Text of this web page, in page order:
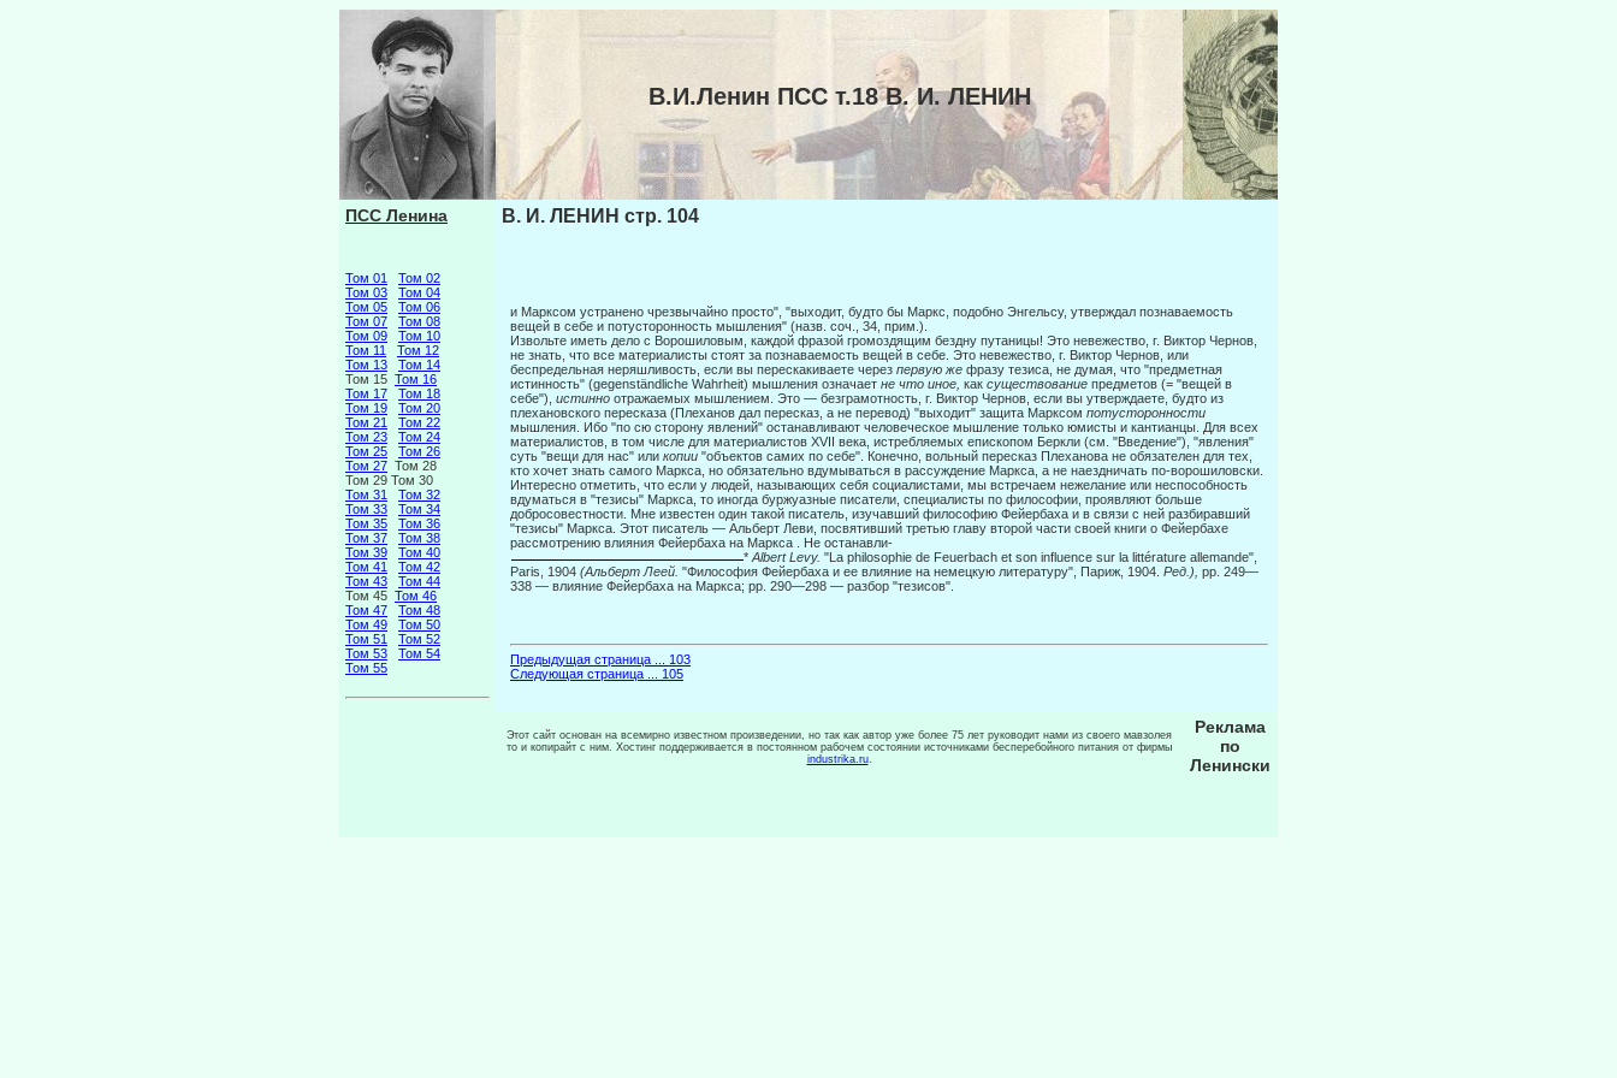
В.И.Ленин ПСС т.18 В. И. ЛЕНИН
ПСС Ленина
Том 01
Том 02
Том 03
Том 04
Том 05
Том 06
Том 07
Том 08
Том 09
Том 10
Том 11
Том 12
Том 13
Том 14
Том 15 Том 16
Том 17
Том 18
Том 19
Том 20
Том 21
Том 22
Том 23
Том 24
Том 25
Том 26
Том 27 Том 28
Том 29 Том 30
Том 31
Том 32
Том 33
Том 34
Том 35
Том 36
Том 37
Том 38
Том 39
Том 40
Том 41
Том 42
Том 43
Том 44
Том 45 Том 46
Том 47
Том 48
Том 49
Том 50
Том 51
Том 52
Том 53
Том 54
Том 55
В. И. ЛЕНИН стр. 104
и Марксом устранено чрезвычайно просто", "выходит, будто бы Маркс, подобно Эн­гельсу, утверждал познаваемость
вещей в себе и потусторонность мышления" (назв. соч., 34, прим.).
Извольте иметь дело с Ворошиловым, каждой фразой громоздящим бездну путани­цы! Это невежество, г. Виктор Чернов,
не знать, что все материалисты стоят за позна­ваемость вещей в себе. Это невежество, г. Виктор Чернов, или
беспредельная неряшли­вость, если вы перескакиваете через первую же фразу тезиса, не думая, что "предмет­ная
истинность" (gegenständliche Wahrheit) мышления означает не что иное, как суще­ствование предметов (= "вещей в
себе"), истинно отражаемых мышлением. Это — безграмотность, г. Виктор Чернов, если вы утверждаете, будто из
плехановского пере­сказа (Плеханов дал пересказ, а не перевод) "выходит" защита Марксом потусторон­ности
мышления. Ибо "по сю сторону явлений" останавливают человеческое мышле­ние только юмисты и кантианцы. Для всех
материалистов, в том числе для материали­стов XVII века, истребляемых епископом Беркли (см. "Введение"), "явления"
суть "вещи для нас" или копии "объектов самих по себе". Конечно, вольный пересказ Пле­ханова не обязателен для тех,
кто хочет знать самого Маркса, но обязательно вдумы­ваться в рассуждение Маркса, а не наездничать по-ворошиловски.
Интересно отметить, что если у людей, называющих себя социалистами, мы встре­чаем нежелание или неспособность
вдуматься в "тезисы" Маркса, то иногда буржуаз­ные писатели, специалисты по философии, проявляют больше
добросовестности. Мне известен один такой писатель, изучавший философию Фейербаха и в связи с ней разби­равший
"тезисы" Маркса. Этот писатель — Альберт Леви, посвятивший третью главу второй части своей книги о Фейербахе
рассмотрению влияния Фейербаха на Маркса . Не останавли-
* AlbertLevy. "La philosophie de Feuerbach et son influence sur la littérature allemande",
Paris, 1904 (Аль­берт Леей. "Философия Фейербаха и ее влияние на немецкую литературу", Париж, 1904. Ред.), pp. 249—
338 — влияние Фейербаха на Маркса; pp. 290—298 — разбор "тезисов".
Предыдущая страница ... 103
Следующая страница ... 105
Этот сайт основан на всемирно известном произведении, но так как автор уже более 75 лет руководит нами из своего мавзолея
то и копирайт с ним. Хостинг поддерживается в постоянном рабочем состоянии источниками бесперебойного питания от фирмы
industrika.ru.
Реклама
по
Ленински